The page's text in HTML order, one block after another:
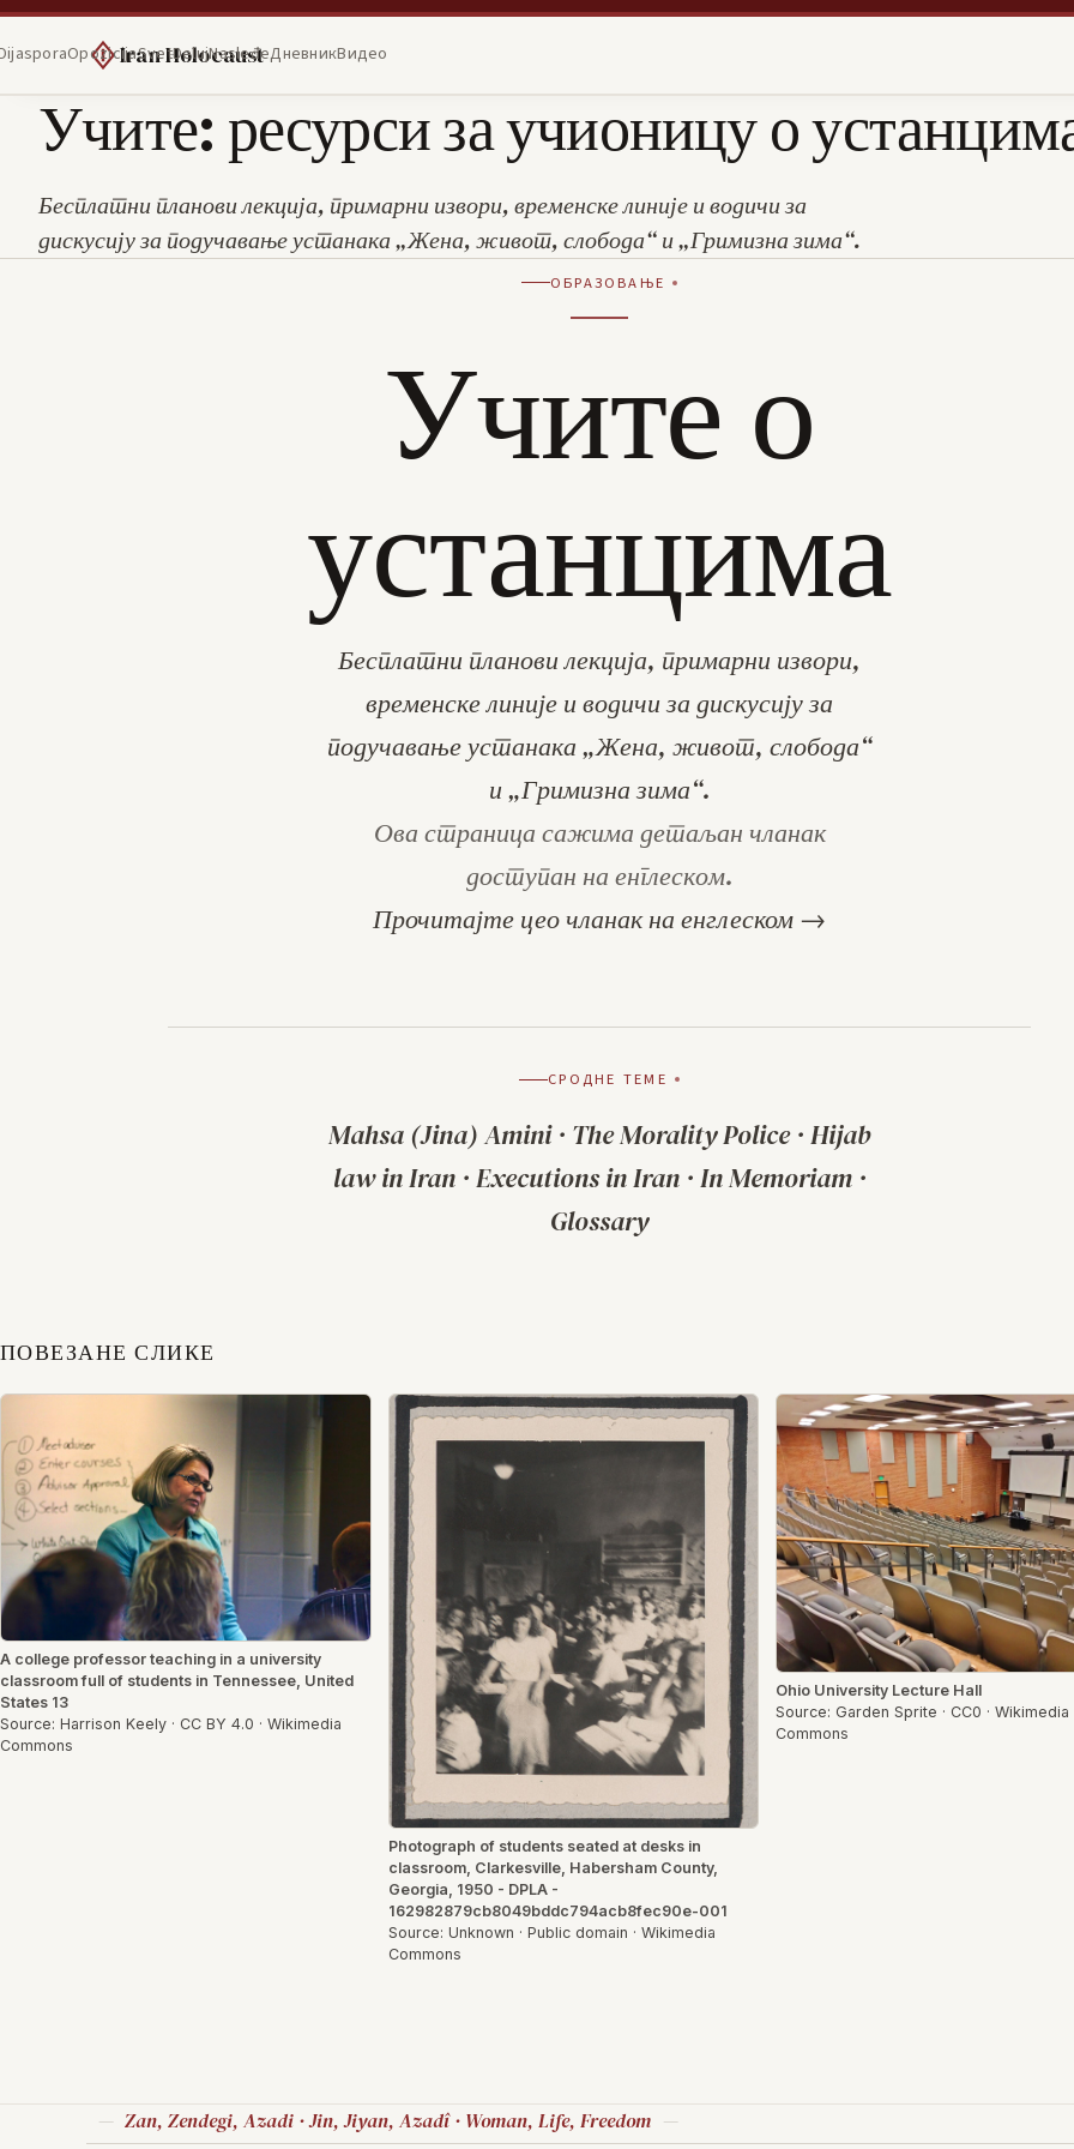
Iran Holocaust
OpozicijaSvetDelujNasleđeДневникВидео
Учите: ресурси за учионицу о
Бесплатни планови лекција, примарни извори, временске линије и водичи за
дискусију за подучавање устанака „Жена, живот, слобода“ и „Гримизна зима“.
ОБРАЗОВАЊЕ
Учите о
устанцима
Бесплатни планови лекција, примарни извори,
временске линије и водичи за дискусију за
подучавање устанака „Жена, живот, слобода“
и „Гримизна зима“.
Ова страница сажима детаљан чланак
доступан на енглеском.
Прочитајте цео чланак на енглеском →
СРОДНЕ ТЕМЕ
Mahsa (Jina) Amini· The Morality Police· Hijab
law in Iran· Executions in Iran· In Memoriam·
Glossary
ПОВЕЗАНЕ СЛИКЕ
A college professor teaching in a university
classroom full of students in Tennessee, United
States 13
Source: Harrison Keely · CC BY 4.0 · Wikimedia
Commons
Photograph of students seated at desks in
classroom, Clarkesville, Habersham County,
Georgia, 1950 - DPLA -
162982879cb8049bddc794acb8fec90e-001
Source: Unknown · Public domain · Wikimedia
Commons
Ohio University Lecture Hall
Source: Garden Sprite · CC0 · Wikimedia
Commons
Zan, Zendegi, Azadi · Jin, Jiyan, Azadî · Woman, Life, Freedom